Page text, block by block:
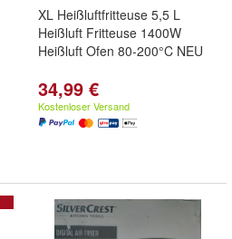
XL Heißluftfritteuse 5,5 L
Heißluft Fritteuse 1400W
Heißluft Ofen 80-200°C NEU
34,99 €
Kostenloser Versand